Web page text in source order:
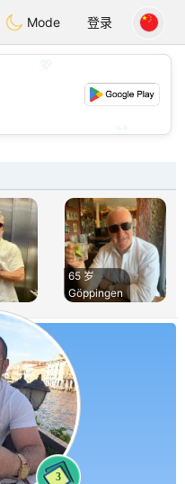
Dating
Mode 登录
65 岁
Göppingen
3